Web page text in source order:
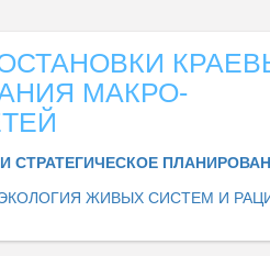
МАКРО-
СТРАТЕГИЧЕСКОЕ
ЖИВЫХ СИСТЕМ И